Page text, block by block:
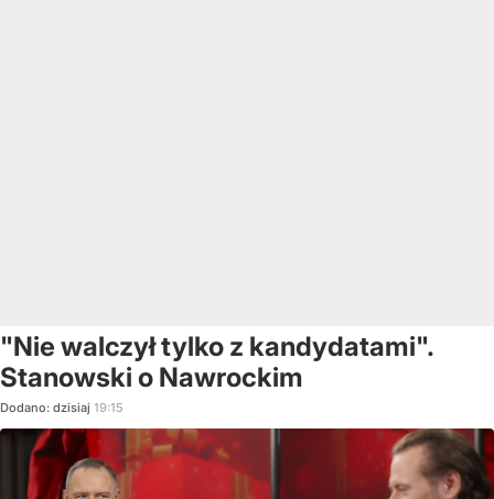
"Nie walczył tylko z kandydatami".
Stanowski o Nawrockim
Dodano: dzisiaj 19:15